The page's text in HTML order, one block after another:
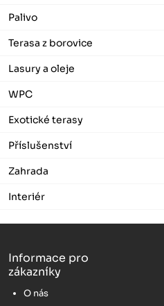
Palivo
Terasa z borovice
Lasury a oleje
WPC
Exotické terasy
Příslušenství
Zahrada
Interiér
Informace pro
zákazníky
O nás